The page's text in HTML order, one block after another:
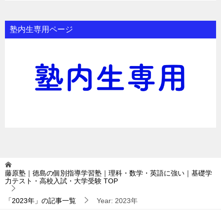
塾内生専用ページ
藤原塾｜徳島の個別指導学習塾｜理科・数学・英語に強い｜基礎学
力テスト・高校入試・大学受験 TOP
「2023年」の記事一覧 Year: 2023年